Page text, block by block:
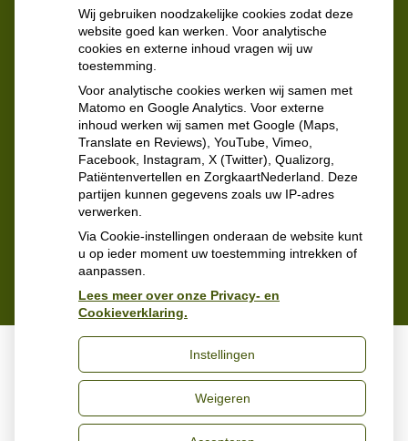
maakt de medicijnen veiliger.
Meer informatie
Uw Zorg Online|Beheer
onze
Wij gebruiken noodzakelijke cookies zodat deze
website goed kan werken. Voor analytische
cookies en externe inhoud vragen wij uw
toestemming.
Voor analytische cookies werken wij samen met
Matomo en Google Analytics. Voor externe
inhoud werken wij samen met Google (Maps,
Translate en Reviews), YouTube, Vimeo,
Facebook, Instagram, X (Twitter), Qualizorg,
Patiëntenvertellen en ZorgkaartNederland. Deze
partijen kunnen gegevens zoals uw IP-adres
verwerken.
Via Cookie-instellingen onderaan de website kunt
u op ieder moment uw toestemming intrekken of
aanpassen.
Lees meer over onze Privacy- en
Cookieverklaring.
Instellingen
Weigeren